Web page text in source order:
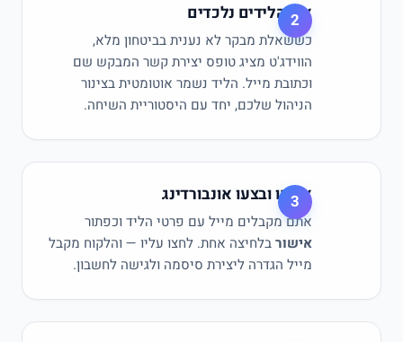
2
איך הלידים נלכדים
כששאלת מבקר לא נענית בביטחון מלא,
הווידג'ט מציג טופס יצירת קשר המבקש שם
וכתובת מייל. הליד נשמר אוטומטית בצינור
הניהול שלכם, יחד עם היסטוריית השיחה.
3
אשרו ובצעו אונבורדינג
אתם מקבלים מייל עם פרטי הליד וכפתור
אישורבלחיצה אחת. לחצו עליו — והלקוח מקבל
מייל הגדרה ליצירת סיסמה ולגישה לחשבון.